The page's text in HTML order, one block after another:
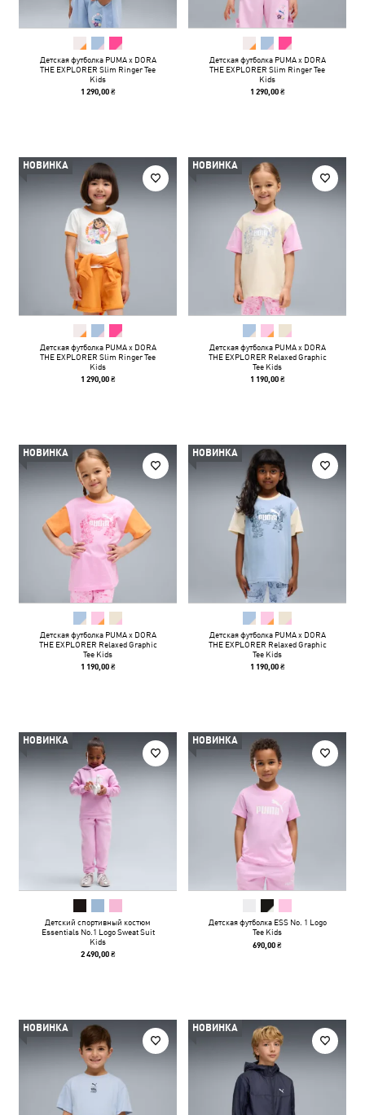
Детская футболка PUMA x DORA
THE EXPLORER Slim Ringer Tee
Kids
1 290,00 ₴
Детская футболка PUMA x DORA
THE EXPLORER Slim Ringer Tee
Kids
1 290,00 ₴
НОВИНКА
Детская футболка PUMA x DORA
THE EXPLORER Slim Ringer Tee
Kids
1 290,00 ₴
НОВИНКА
Детская футболка PUMA x DORA
THE EXPLORER Relaxed Graphic
Tee Kids
1 190,00 ₴
НОВИНКА
Детская футболка PUMA x DORA
THE EXPLORER Relaxed Graphic
Tee Kids
1 190,00 ₴
НОВИНКА
Детская футболка PUMA x DORA
THE EXPLORER Relaxed Graphic
Tee Kids
1 190,00 ₴
НОВИНКА
Детский спортивный костюм
Essentials No.1 Logo Sweat Suit
Kids
2 490,00 ₴
НОВИНКА
Детская футболка ESS No. 1 Logo
Tee Kids
690,00 ₴
НОВИНКА НОВИНКА